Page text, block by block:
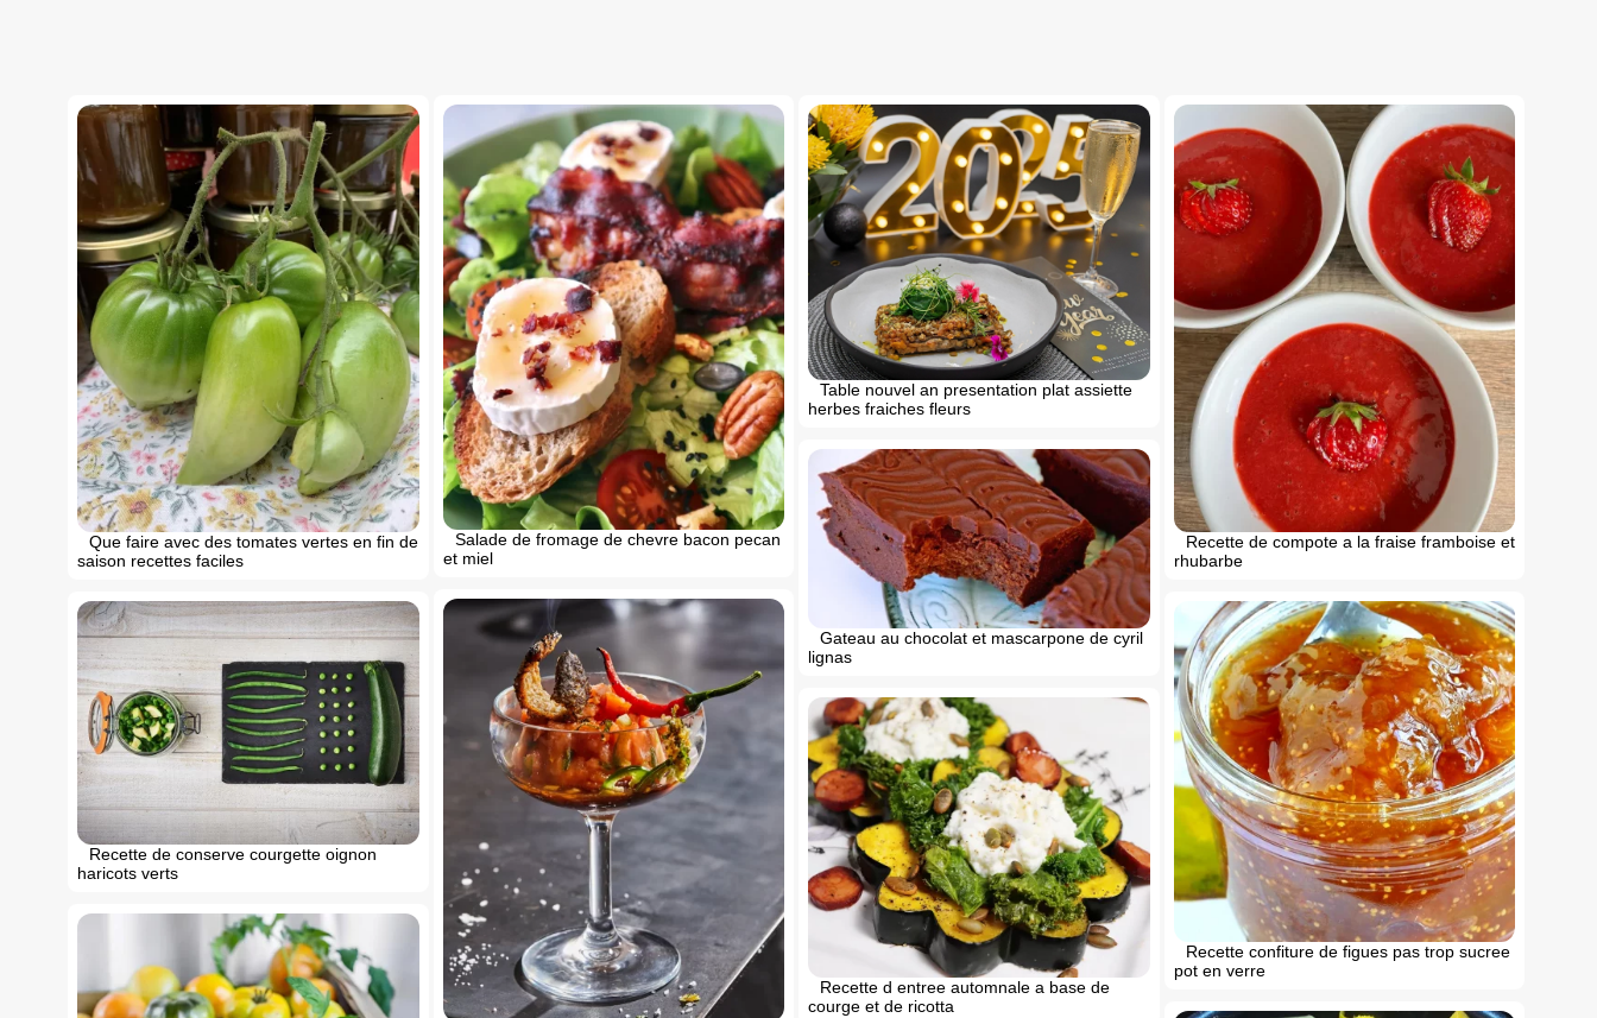
Que faire avec des tomates vertes en fin de
saison recettes faciles
Salade de fromage de chevre bacon pecan
et miel
Table nouvel an presentation plat assiette
herbes fraiches fleurs
Recette de compote a la fraise framboise et
rhubarbe
Gateau au chocolat et mascarpone de cyril
lignas
Recette de conserve courgette oignon
haricots verts
Recette confiture de figues pas trop sucree
pot en verre
Recette d entree automnale a base de
courge et de ricotta